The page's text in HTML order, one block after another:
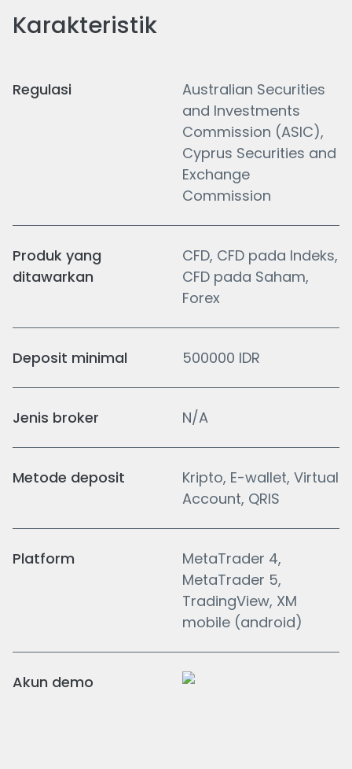
Karakteristik
Regulasi
Australian Securities
and Investments
Commission (ASIC),
Cyprus Securities and
Exchange
Commission
Produk yang
ditawarkan
CFD, CFD pada Indeks,
CFD pada Saham,
Forex
Deposit minimal 500000 IDR
Jenis broker N/A
Metode deposit
Kripto, E-wallet, Virtual
Account, QRIS
Platform
MetaTrader 4,
MetaTrader 5,
TradingView, XM
mobile (android)
Akun demo